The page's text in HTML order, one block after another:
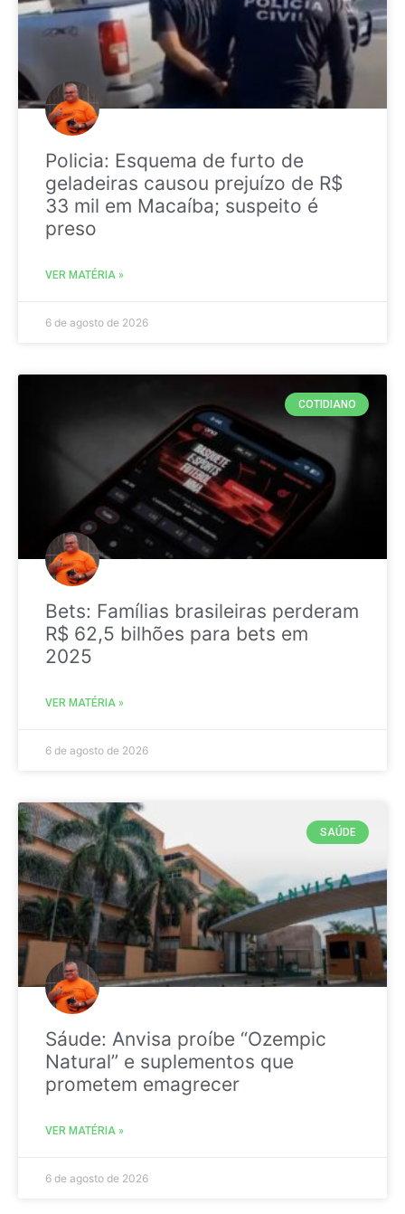
Policia: Esquema de furto de
geladeiras causou prejuízo de R$
33 mil em Macaíba; suspeito é
preso
VER MATÉRIA »
6 de agosto de 2026
COTIDIANO
Bets: Famílias brasileiras perderam
R$ 62,5 bilhões para bets em
2025
VER MATÉRIA »
6 de agosto de 2026
SAÚDE
Sáude: Anvisa proíbe “Ozempic
Natural” e suplementos que
prometem emagrecer
VER MATÉRIA »
6 de agosto de 2026